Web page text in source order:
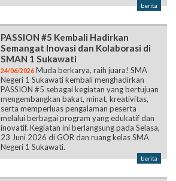
berita
PASSION #5 Kembali Hadirkan
Semangat Inovasi dan Kolaborasi di
SMAN 1 Sukawati
24/06/2026 Muda berkarya, raih juara! SMA
Negeri 1 Sukawati kembali menghadirkan
PASSION #5 sebagai kegiatan yang bertujuan
mengembangkan bakat, minat, kreativitas,
serta memperluas pengalaman peserta
melalui berbagai program yang edukatif dan
inovatif. Kegiatan ini berlangsung pada Selasa,
23 Juni 2026 di GOR dan ruang kelas SMA
Negeri 1 Sukawati.
berita